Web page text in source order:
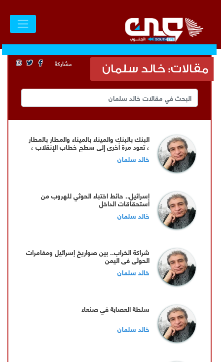
مقالات: خالد سلمان مشاركة
البنك بالبنك والميناء بالميناء والمطار بالمطار
، تعود مرة أُخرى إلى سطح خطاب الإنقلاب ،
خالد سلمان
إسرائيل.. حائط اختباء الحوثي للهروب من
استحقاقات الداخل
خالد سلمان
شراكة الخراب.. بين صواريخ إسرائيل ومغامرات
الحوثي في اليمن
خالد سلمان
سلطة العصابة في صنعاء
خالد سلمان